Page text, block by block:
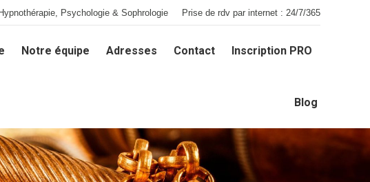
Psychologie & Sophrologie Prise de rdv par internet : 24/7/365
Notre équipe Adresses Contact Inscription PRO
Blog
Notre équipe Adresses Contact Inscription PRO